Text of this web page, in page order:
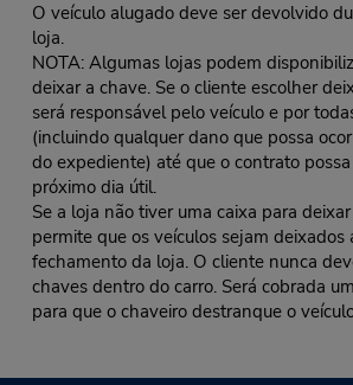
O veículo alugado deve ser devolvido
loja.
NOTA: Algumas lojas podem
deixar a chave. Se o cliente escolher
será responsável pelo veículo e por
(incluindo qualquer dano que possa
do expediente) até que o contrato
próximo dia útil.
Se a loja não tiver uma caixa para
permite que os veículos sejam deixados
fechamento da loja. O cliente nunca
chaves dentro do carro. Será cobrada
para que o chaveiro destranque o